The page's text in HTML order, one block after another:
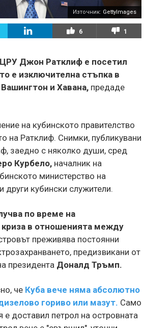
Източник: GettyImages
6 1
Джон Ратклиф е посетил
е изключителна стъпка в
и Хавана, предаде
на кубинското правителство
на Ратклиф. Снимки, публикувани
заедно с няколко души, сред
Курбело, началник на
министерство на
други кубински служители.
по време на
в отношенията между
преживява постоянни
предизвикани от
президента Доналд Тръмп.
че Куба вече няма абсолютно
гориво или мазут. Само
е доставил петрол на островната